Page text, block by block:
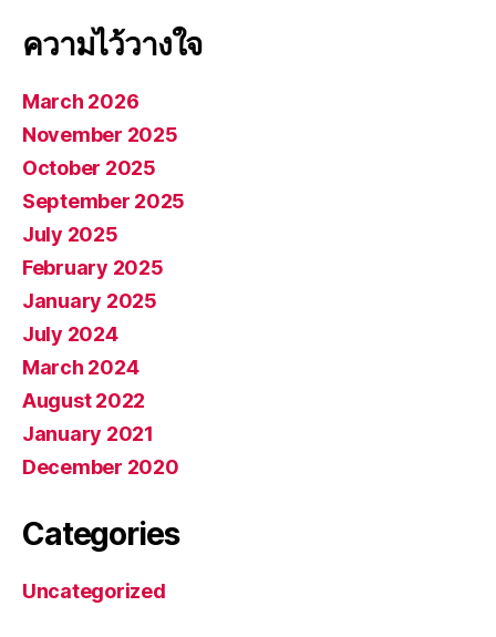
ความไว้วางใจ
March 2026
November 2025
October 2025
September 2025
July 2025
February 2025
January 2025
July 2024
March 2024
August 2022
January 2021
December 2020
Categories
Uncategorized